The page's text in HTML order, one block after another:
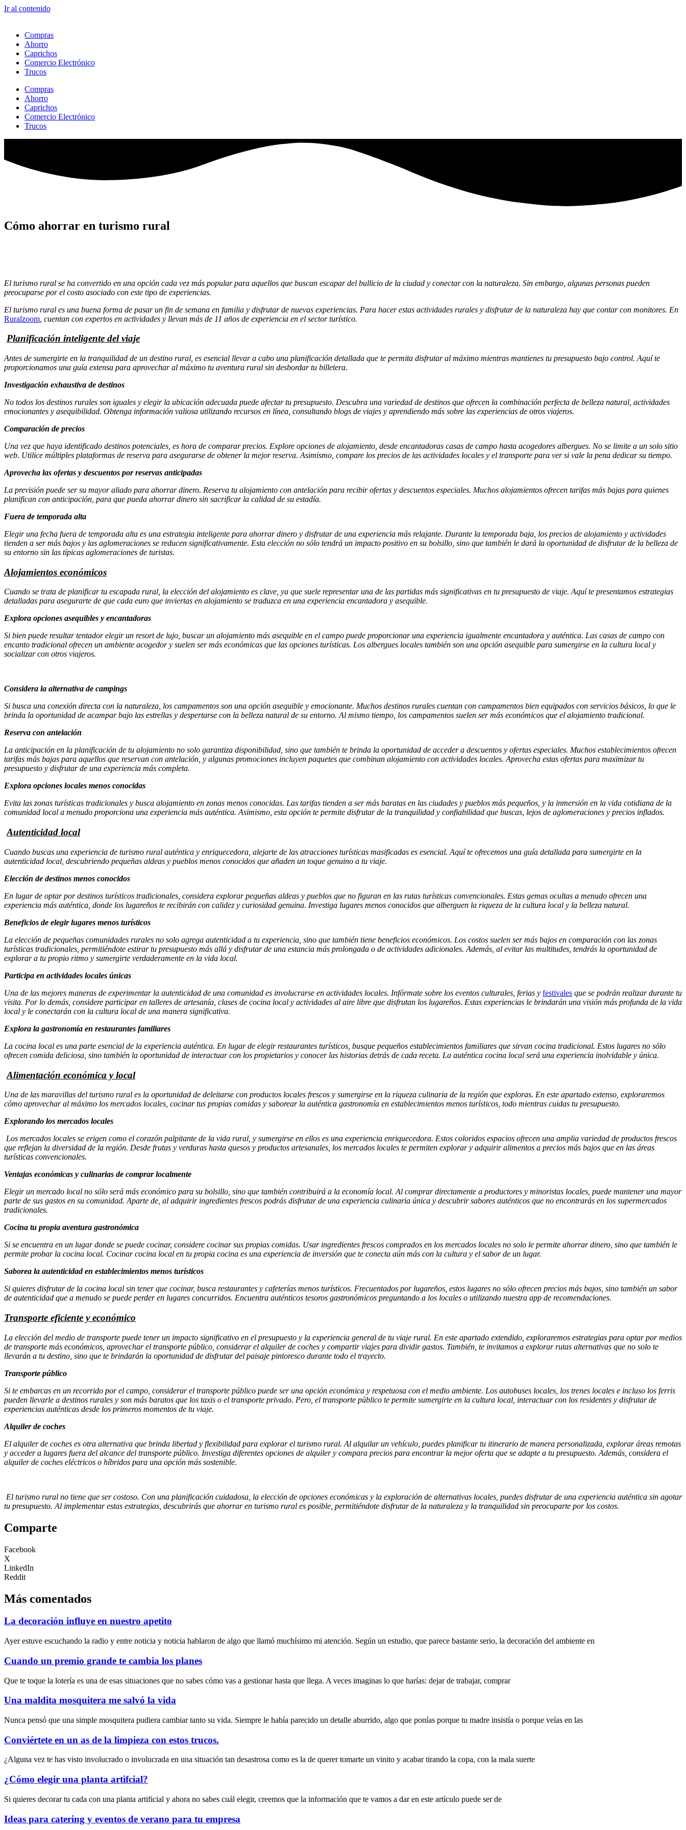
Ir al contenido
Compras
Ahorro
Caprichos
Comercio Electrónico
Trucos
Compras
Ahorro
Caprichos
Comercio Electrónico
Trucos
Cómo ahorrar en turismo rural
El turismo rural se ha convertido en una opción cada vez más popular para aquellos que buscan escapar del bullicio de la ciudad y conectar con la naturaleza. Sin embargo, algunas personas pueden
preocuparse por el costo asociado con este tipo de experiencias.
El turismo rural es una buena forma de pasar un fin de semana en familia y disfrutar de nuevas experiencias. Para hacer estas actividades rurales y disfrutar de la naturaleza hay que contar con monitores. En
Ruralzoom , cuentan con expertos en actividades y llevan más de 11 años de experiencia en el sector turístico.
Planificación inteligente del viaje
Antes de sumergirte en la tranquilidad de un destino rural, es esencial llevar a cabo una planificación detallada que te permita disfrutar al máximo mientras mantienes tu presupuesto bajo control. Aquí te
proporcionamos una guía extensa para aprovechar al máximo tu aventura rural sin desbordar tu billetera.
Investigación exhaustiva de destinos
No todos los destinos rurales son iguales y elegir la ubicación adecuada puede afectar tu presupuesto. Descubra una variedad de destinos que ofrecen la combinación perfecta de belleza natural, actividades
emocionantes y asequibilidad. Obtenga información valiosa utilizando recursos en línea, consultando blogs de viajes y aprendiendo más sobre las experiencias de otros viajeros.
Comparación de precios
Una vez que haya identificado destinos potenciales, es hora de comparar precios. Explore opciones de alojamiento, desde encantadoras casas de campo hasta acogedores albergues. No se limite a un solo sitio
web. Utilice múltiples plataformas de reserva para asegurarse de obtener la mejor reserva. Asimismo, compare los precios de las actividades locales y el transporte para ver si vale la pena dedicar su tiempo.
Aprovecha las ofertas y descuentos por reservas anticipadas
La previsión puede ser su mayor aliado para ahorrar dinero. Reserva tu alojamiento con antelación para recibir ofertas y descuentos especiales. Muchos alojamientos ofrecen tarifas más bajas para quienes
planifican con anticipación, para que pueda ahorrar dinero sin sacrificar la calidad de su estadía.
Fuera de temporada alta
Elegir una fecha fuera de temporada alta es una estrategia inteligente para ahorrar dinero y disfrutar de una experiencia más relajante. Durante la temporada baja, los precios de alojamiento y actividades
tienden a ser más bajos y las aglomeraciones se reducen significativamente. Esta elección no sólo tendrá un impacto positivo en su bolsillo, sino que también le dará la oportunidad de disfrutar de la belleza de
su entorno sin las típicas aglomeraciones de turistas.
Alojamientos económicos
Cuando se trata de planificar tu escapada rural, la elección del alojamiento es clave, ya que suele representar una de las partidas más significativas en tu presupuesto de viaje. Aquí te presentamos estrategias
detalladas para asegurarte de que cada euro que inviertas en alojamiento se traduzca en una experiencia encantadora y asequible.
Explora opciones asequibles y encantadoras
Si bien puede resultar tentador elegir un resort de lujo, buscar un alojamiento más asequible en el campo puede proporcionar una experiencia igualmente encantadora y auténtica. Las casas de campo con
encanto tradicional ofrecen un ambiente acogedor y suelen ser más económicas que las opciones turísticas. Los albergues locales también son una opción asequible para sumergirse en la cultura local y
socializar con otros viajeros.
Considera la alternativa de campings
Si busca una conexión directa con la naturaleza, los campamentos son una opción asequible y emocionante. Muchos destinos rurales cuentan con campamentos bien equipados con servicios básicos, lo que le
brinda la oportunidad de acampar bajo las estrellas y despertarse con la belleza natural de su entorno. Al mismo tiempo, los campamentos suelen ser más económicos que el alojamiento tradicional.
Reserva con antelación
La anticipación en la planificación de tu alojamiento no solo garantiza disponibilidad, sino que también te brinda la oportunidad de acceder a descuentos y ofertas especiales. Muchos establecimientos ofrecen
tarifas más bajas para aquellos que reservan con antelación, y algunas promociones incluyen paquetes que combinan alojamiento con actividades locales. Aprovecha estas ofertas para maximizar tu
presupuesto y disfrutar de una experiencia más completa.
Explora opciones locales menos conocidas
Evita las zonas turísticas tradicionales y busca alojamiento en zonas menos conocidas. Las tarifas tienden a ser más baratas en las ciudades y pueblos más pequeños, y la inmersión en la vida cotidiana de la
comunidad local a menudo proporciona una experiencia más auténtica. Asimismo, esta opción te permite disfrutar de la tranquilidad y confiabilidad que buscas, lejos de aglomeraciones y precios inflados.
Autenticidad local
Cuando buscas una experiencia de turismo rural auténtica y enriquecedora, alejarte de las atracciones turísticas masificadas es esencial. Aquí te ofrecemos una guía detallada para sumergirte en la
autenticidad local, descubriendo pequeñas aldeas y pueblos menos conocidos que añaden un toque genuino a tu viaje.
Elección de destinos menos conocidos
En lugar de optar por destinos turísticos tradicionales, considera explorar pequeñas aldeas y pueblos que no figuran en las rutas turísticas convencionales. Estas gemas ocultas a menudo ofrecen una
experiencia más auténtica, donde los lugareños te recibirán con calidez y curiosidad genuina. Investiga lugares menos conocidos que alberguen la riqueza de la cultura local y la belleza natural.
Beneficios de elegir lugares menos turísticos
La elección de pequeñas comunidades rurales no solo agrega autenticidad a tu experiencia, sino que también tiene beneficios económicos. Los costos suelen ser más bajos en comparación con las zonas
turísticas tradicionales, permitiéndote estirar tu presupuesto más allá y disfrutar de una estancia más prolongada o de actividades adicionales. Además, al evitar las multitudes, tendrás la oportunidad de
explorar a tu propio ritmo y sumergirte verdaderamente en la vida local.
Participa en actividades locales únicas
Una de las mejores maneras de experimentar la autenticidad de una comunidad es involucrarse en actividades locales. Infórmate sobre los eventos culturales, ferias y festivales que se podrán realizar durante tu
visita. Por lo demás, considere participar en talleres de artesanía, clases de cocina local y actividades al aire libre que disfrutan los lugareños. Estas experiencias le brindarán una visión más profunda de la vida
local y le conectarán con la cultura local de una manera significativa.
Explora la gastronomía en restaurantes familiares
La cocina local es una parte esencial de la experiencia auténtica. En lugar de elegir restaurantes turísticos, busque pequeños establecimientos familiares que sirvan cocina tradicional. Estos lugares no sólo
ofrecen comida deliciosa, sino también la oportunidad de interactuar con los propietarios y conocer las historias detrás de cada receta. La auténtica cocina local será una experiencia inolvidable y única.
Alimentación económica y local
Una de las maravillas del turismo rural es la oportunidad de deleitarse con productos locales frescos y sumergirse en la riqueza culinaria de la región que exploras. En este apartado extenso, exploraremos
cómo aprovechar al máximo los mercados locales, cocinar tus propias comidas y saborear la auténtica gastronomía en establecimientos menos turísticos, todo mientras cuidas tu presupuesto.
Explorando los mercados locales
Los mercados locales se erigen como el corazón palpitante de la vida rural, y sumergirse en ellos es una experiencia enriquecedora. Estos coloridos espacios ofrecen una amplia variedad de productos frescos
que reflejan la diversidad de la región. Desde frutas y verduras hasta quesos y productos artesanales, los mercados locales te permiten explorar y adquirir alimentos a precios más bajos que en las áreas
turísticas convencionales.
Ventajas económicas y culinarias de comprar localmente
Elegir un mercado local no sólo será más económico para su bolsillo, sino que también contribuirá a la economía local. Al comprar directamente a productores y minoristas locales, puede mantener una mayor
parte de sus gastos en su comunidad. Aparte de, al adquirir ingredientes frescos podrás disfrutar de una experiencia culinaria única y descubrir sabores auténticos que no encontrarás en los supermercados
tradicionales.
Cocina tu propia aventura gastronómica
Si se encuentra en un lugar donde se puede cocinar, considere cocinar sus propias comidas. Usar ingredientes frescos comprados en los mercados locales no solo le permite ahorrar dinero, sino que también le
permite probar la cocina local. Cocinar cocina local en tu propia cocina es una experiencia de inversión que te conecta aún más con la cultura y el sabor de un lugar.
Saborea la autenticidad en establecimientos menos turísticos
Si quieres disfrutar de la cocina local sin tener que cocinar, busca restaurantes y cafeterías menos turísticos. Frecuentados por lugareños, estos lugares no sólo ofrecen precios más bajos, sino también un sabor
de autenticidad que a menudo se puede perder en lugares concurridos. Encuentra auténticos tesoros gastronómicos preguntando a los locales o utilizando nuestra app de recomendaciones.
Transporte eficiente y económico
La elección del medio de transporte puede tener un impacto significativo en el presupuesto y la experiencia general de tu viaje rural. En este apartado extendido, exploraremos estrategias para optar por medios
de transporte más económicos, aprovechar el transporte público, considerar el alquiler de coches y compartir viajes para dividir gastos. También, te invitamos a explorar rutas alternativas que no solo te
llevarán a tu destino, sino que te brindarán la oportunidad de disfrutar del paisaje pintoresco durante todo el trayecto.
Transporte público
Si te embarcas en un recorrido por el campo, considerar el transporte público puede ser una opción económica y respetuosa con el medio ambiente. Los autobuses locales, los trenes locales e incluso los ferris
pueden llevarle a destinos rurales y son más baratos que los taxis o el transporte privado. Pero, el transporte público te permite sumergirte en la cultura local, interactuar con los residentes y disfrutar de
experiencias auténticas desde los primeros momentos de tu viaje.
Alquiler de coches
El alquiler de coches es otra alternativa que brinda libertad y flexibilidad para explorar el turismo rural. Al alquilar un vehículo, puedes planificar tu itinerario de manera personalizada, explorar áreas remotas
y acceder a lugares fuera del alcance del transporte público. Investiga diferentes opciones de alquiler y compara precios para encontrar la mejor oferta que se adapte a tu presupuesto. Además, considera el
alquiler de coches eléctricos o híbridos para una opción más sostenible.
El turismo rural no tiene que ser costoso. Con una planificación cuidadosa, la elección de opciones económicas y la exploración de alternativas locales, puedes disfrutar de una experiencia auténtica sin agotar
tu presupuesto. Al implementar estas estrategias, descubrirás que ahorrar en turismo rural es posible, permitiéndote disfrutar de la naturaleza y la tranquilidad sin preocuparte por los costos.
Comparte
Facebook
X
LinkedIn
Reddit
Más comentados
La decoración influye en nuestro apetito
Ayer estuve escuchando la radio y entre noticia y noticia hablaron de algo que llamó muchísimo mi atención. Según un estudio, que parece bastante serio, la decoración del ambiente en
Cuando un premio grande te cambia los planes
Que te toque la lotería es una de esas situaciones que no sabes cómo vas a gestionar hasta que llega. A veces imaginas lo que harías: dejar de trabajar, comprar
Una maldita mosquitera me salvó la vida
Nunca pensó que una simple mosquitera pudiera cambiar tanto su vida. Siempre le había parecido un detalle aburrido, algo que ponías porque tu madre insistía o porque veías en las
Conviértete en un as de la limpieza con estos trucos.
¿Alguna vez te has visto involucrado o involucrada en una situación tan desastrosa como es la de querer tomarte un vinito y acabar tirando la copa, con la mala suerte
¿Cómo elegir una planta artifcial?
Si quieres decorar tu cada con una planta artificial y ahora no sabes cuál elegir, creemos que la información que te vamos a dar en este artículo puede ser de
Ideas para catering y eventos de verano para tu empresa